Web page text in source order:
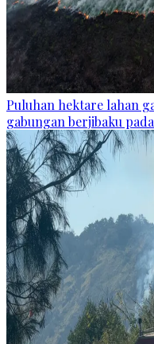
Puluhan hektare lahan
gabungan berjibaku